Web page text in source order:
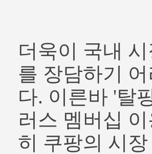
더욱이 국내
를 장담하기
다. 이른바 '탈
러스 멤버십
히 쿠팡의 시